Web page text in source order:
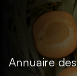
Annuaire des